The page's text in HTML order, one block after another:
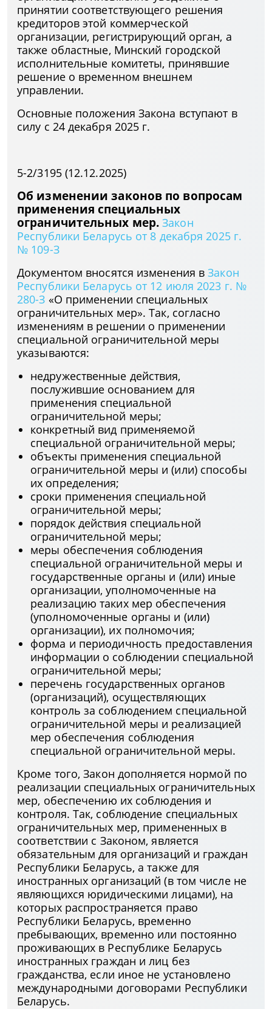
принятии соответствующего решения
кредиторов этой коммерческой
организации, регистрирующий орган, а
также областные, Минский городской
исполнительные комитеты, принявшие
решение о временном внешнем
управлении.
Основные положения Закона вступают в
силу с 24 декабря 2025 г.
5-2/3195 (12.12.2025)
Об изменении законов по вопросам
применения специальных
ограничительных мер. Закон
Республики Беларусь от 8 декабря 2025 г.
№ 109-З
Документом вносятся изменения вЗакон
Республики Беларусь от 12 июля 2023 г. №
280-З «О применении специальных
ограничительных мер». Так, согласно
изменениям в решении о применении
специальной ограничительной меры
указываются:
недружественные действия,
послужившие основанием для
применения специальной
ограничительной меры;
конкретный вид применяемой
специальной ограничительной меры;
объекты применения специальной
ограничительной меры и (или) способы
их определения;
сроки применения специальной
ограничительной меры;
порядок действия специальной
ограничительной меры;
меры обеспечения соблюдения
специальной ограничительной меры и
государственные органы и (или) иные
организации, уполномоченные на
реализацию таких мер обеспечения
(уполномоченные органы и (или)
организации), их полномочия;
форма и периодичность предоставления
информации о соблюдении специальной
ограничительной меры;
перечень государственных органов
(организаций), осуществляющих
контроль за соблюдением специальной
ограничительной меры и реализацией
мер обеспечения соблюдения
специальной ограничительной меры.
Кроме того, Закон дополняется нормой по
реализации специальных ограничительных
мер, обеспечению их соблюдения и
контроля. Так, соблюдение специальных
ограничительных мер, примененных в
соответствии с Законом, является
обязательным для организаций и граждан
Республики Беларусь, а также для
иностранных организаций (в том числе не
являющихся юридическими лицами), на
которых распространяется право
Республики Беларусь, временно
пребывающих, временно или постоянно
проживающих в Республике Беларусь
иностранных граждан и лиц без
гражданства, если иное не установлено
международными договорами Республики
Беларусь.